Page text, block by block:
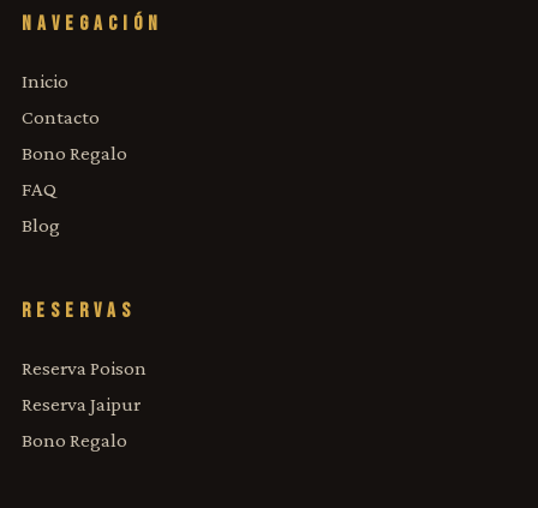
NAVEGACIÓN
Inicio
Contacto
Bono Regalo
FAQ
Blog
RESERVAS
Reserva Poison
Reserva Jaipur
Bono Regalo